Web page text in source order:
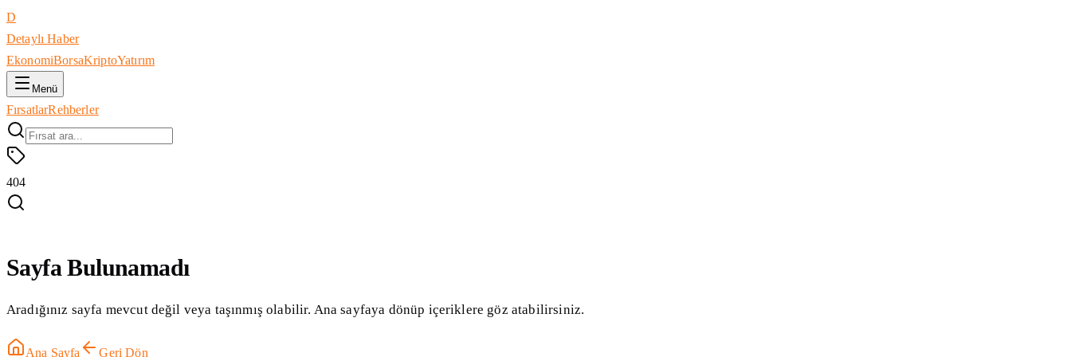
D
Detaylı Haber
EkonomiBorsaKriptoYatırım
Menü
FırsatlarRehberler
404
Sayfa Bulunamadı
Aradığınız sayfa mevcut değil veya taşınmış olabilir. Ana sayfaya dönüp içeriklere göz atabilirsiniz.
Ana Sayfa Geri Dön